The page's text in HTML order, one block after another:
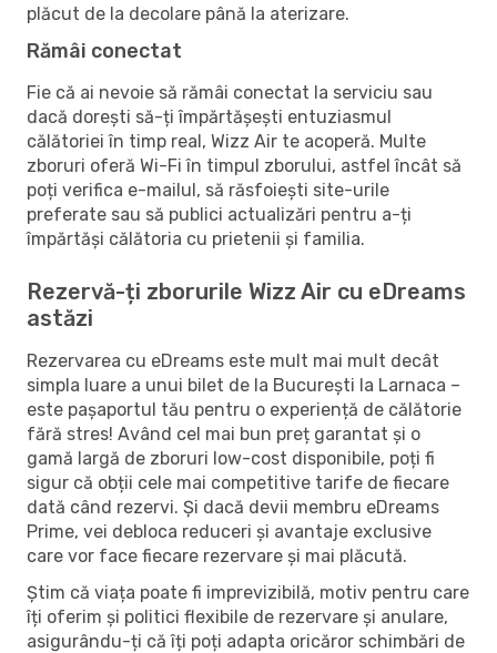
plăcut de la decolare până la aterizare.
Rămâi conectat
Fie că ai nevoie să rămâi conectat la serviciu sau
dacă dorești să-ți împărtășești entuziasmul
călătoriei în timp real, Wizz Air te acoperă. Multe
zboruri oferă Wi-Fi în timpul zborului, astfel încât să
poți verifica e-mailul, să răsfoiești site-urile
preferate sau să publici actualizări pentru a-ți
împărtăși călătoria cu prietenii și familia.
Rezervă-ți zborurile Wizz Air cu eDreams
astăzi
Rezervarea cu eDreams este mult mai mult decât
simpla luare a unui bilet de la București la Larnaca –
este pașaportul tău pentru o experiență de călătorie
fără stres! Având cel mai bun preț garantat și o
gamă largă de zboruri low-cost disponibile, poți fi
sigur că obții cele mai competitive tarife de fiecare
dată când rezervi. Și dacă devii membru eDreams
Prime, vei debloca reduceri și avantaje exclusive
care vor face fiecare rezervare și mai plăcută.
Știm că viața poate fi imprevizibilă, motiv pentru care
îți oferim și politici flexibile de rezervare și anulare,
asigurându-ți că îți poți adapta oricăror schimbări de